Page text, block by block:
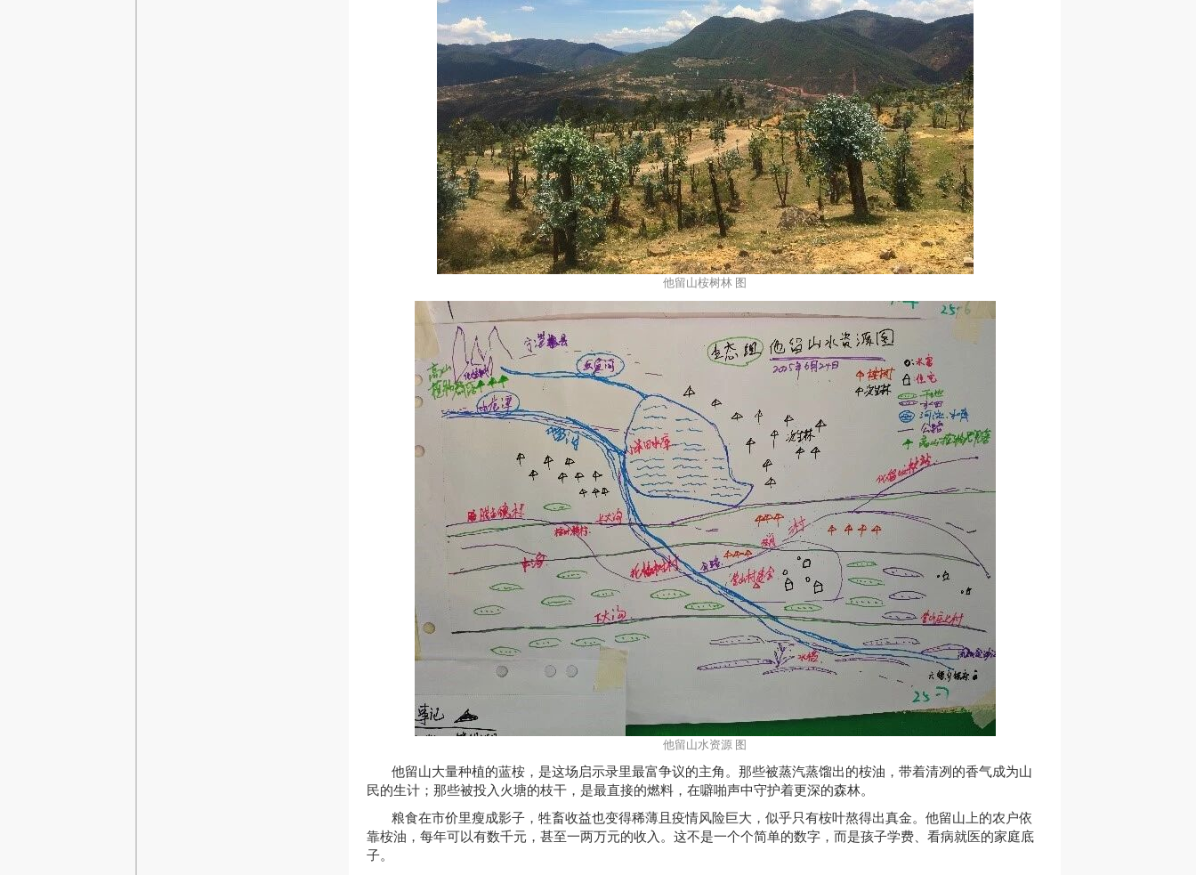
他留山桉树林 图
他留山水资源 图
他留山大量种植的蓝桉，是这场启示录里最富争议的主角。那些被蒸汽蒸馏出的桉油，带着清冽的香气成为山
民的生计；那些被投入火塘的枝干，是最直接的燃料，在噼啪声中守护着更深的森林。
粮食在市价里瘦成影子，牲畜收益也变得稀薄且疫情风险巨大，似乎只有桉叶熬得出真金。他留山上的农户依
靠桉油，每年可以有数千元，甚至一两万元的收入。这不是一个个简单的数字，而是孩子学费、看病就医的家庭底
子。